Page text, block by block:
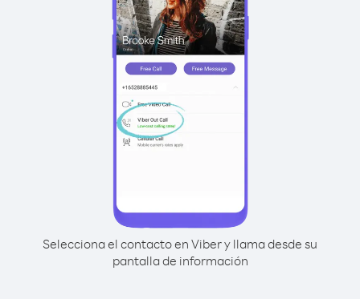
Selecciona el contacto en Viber y llama desde su
pantalla de información